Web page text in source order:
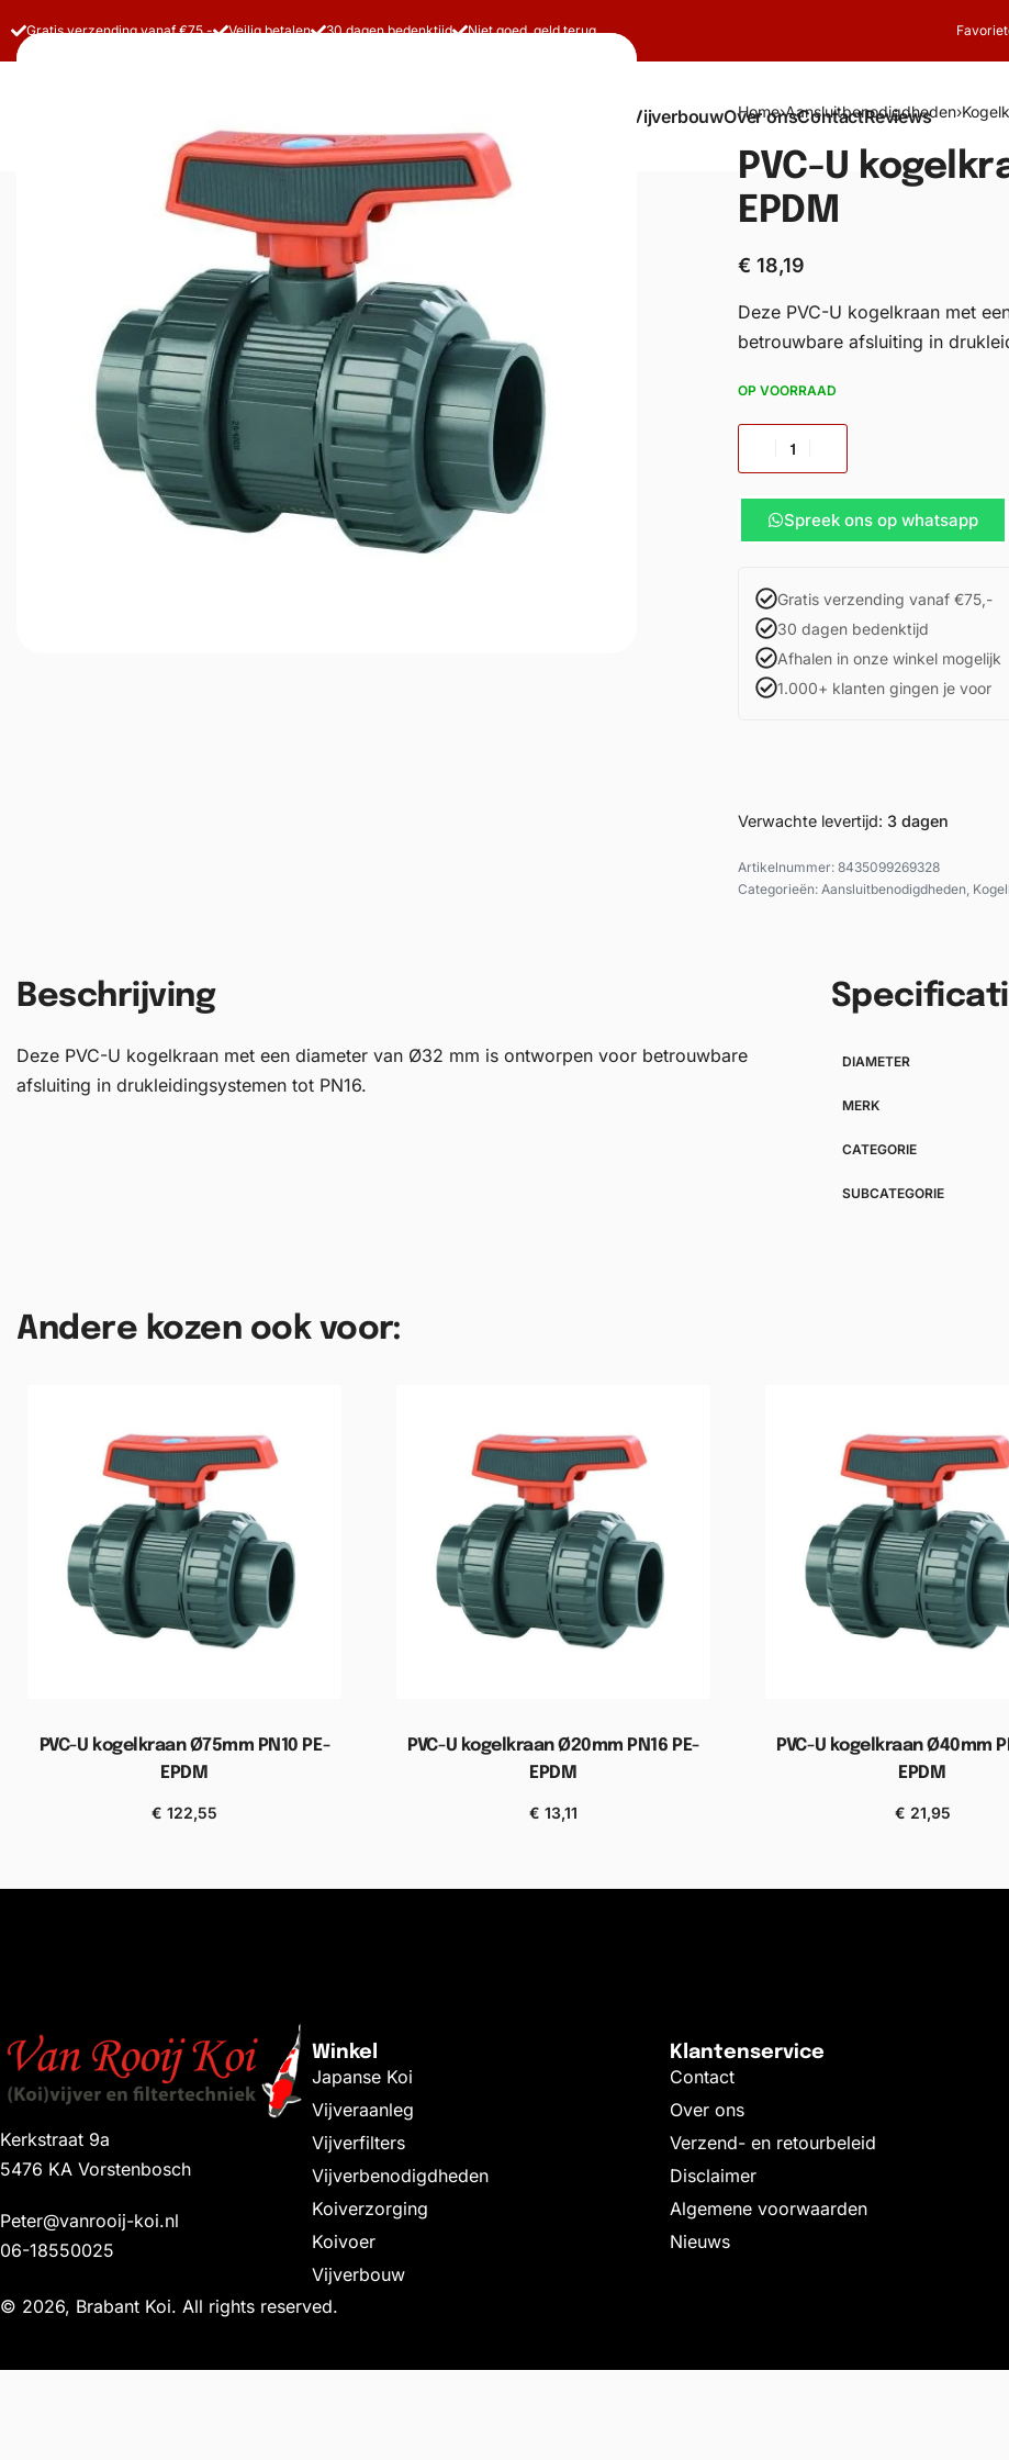
Gratis verzending vanaf €75,- Veilig betalen 30 dagen bedenktijd Niet goed, geld terug
VijverbouwOver onsContactReviews
Home›Aansluitbenodigdheden›
PVC-U
EPDM
€ 18,19
Deze PVC-U kogelkraan met
betrouwbare afsluiting in
OP VOORRAAD
Spreek ons op whatsapp
Gratis verzending vanaf €75,-
30 dagen bedenktijd
Afhalen in onze winkel mogelijk
1.000+ klanten gingen je voor
Verwachte levertijd: 3 dagen
8435099269328
Categorieën: Aansluitbenodigdheden
Beschrijving
Deze PVC-U kogelkraan met een diameter van Ø32 mm is ontworpen voor betrouwbare
afsluiting in drukleidingsystemen tot PN16.
DIAMETER
MERK
CATEGORIE
SUBCATEGORIE
Andere kozen ook voor:
PVC-U kogelkraan Ø75mm PN10 PE-
EPDM
€ 122,55
PVC-U kogelkraan Ø20mm PN16 PE-
EPDM
€ 13,11
PVC-U kogelkraan Ø40mm
EPDM
€ 21,95
Kerkstraat 9a
5476 KA Vorstenbosch
Peter@vanrooij-koi.nl
06-18550025
Winkel
Japanse Koi
Vijveraanleg
Vijverfilters
Vijverbenodigdheden
Koiverzorging
Koivoer
Vijverbouw
Klantenservice
Contact
Over ons
Verzend- en retourbeleid
Disclaimer
Algemene voorwaarden
Nieuws
© 2026, Brabant Koi. All rights reserved.